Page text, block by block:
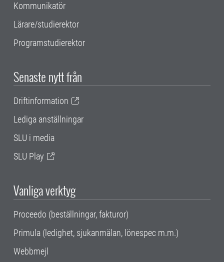
Kommunikatör
Lärare/studierektor
Programstudierektor
Senaste nytt från
Driftinformation
Lediga anställningar
SLU i media
SLU Play
Vanliga verktyg
Proceedo (beställningar, fakturor)
Primula (ledighet, sjukanmälan, lönespec m.m.)
Webbmejl